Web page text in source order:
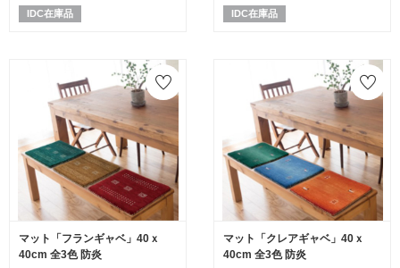
IDC在庫品 IDC在庫品
マット「フランギャベ」40ｘ
40cm 全3色 防炎
マット「クレアギャベ」40ｘ
40cm 全3色 防炎